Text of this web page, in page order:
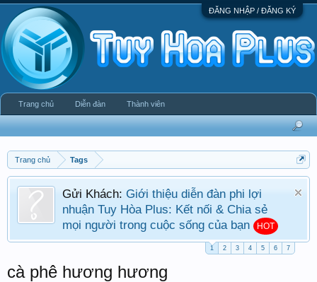
ĐĂNG NHẬP / ĐĂNG KÝ
Trang chủ Tags
Gửi Khách: Giới thiệu diễn đàn phi lợi
nhuận Tuy Hòa Plus: Kết nối & Chia sẻ
mọi người trong cuộc sống của bạn
HOT
1 2 3 4 5 6 7
cà phê hương hương
Trang chủ Diễn đàn Thành viên